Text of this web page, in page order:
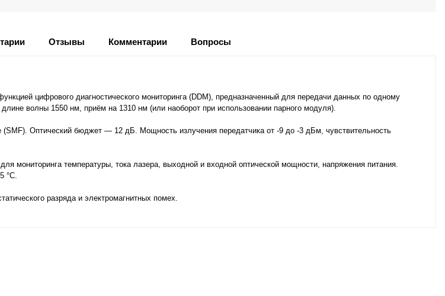
Отзывы Комментарии Вопросы
цифрового диагностического мониторинга (DDM), предназначенный для передачи данных по одному
волны 1550 нм, приём на 1310 нм (или наоборот при использовании парного модуля).
Оптический бюджет — 12 дБ. Мощность излучения передатчика от -9 до -3 дБм, чувствительность
температуры, тока лазера, выходной и входной оптической мощности, напряжения питания.
°C.
разряда и электромагнитных помех.